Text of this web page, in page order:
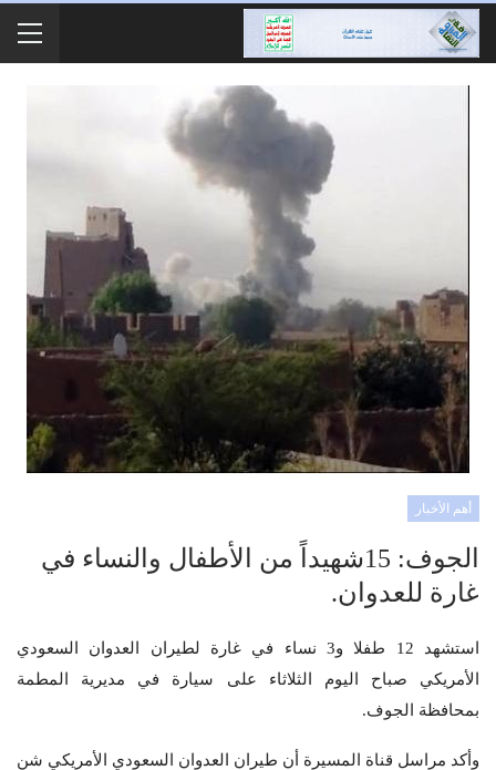
أهم الأخبار
الجوف: 15شهيداً من الأطفال والنساء في
غارة للعدوان.
استشهد 12 طفلا و3 نساء في غارة لطيران العدوان السعودي
الأمريكي صباح اليوم الثلاثاء على سيارة في مديرية المطمة
بمحافظة الجوف.
وأكد مراسل قناة المسيرة أن طيران العدوان السعودي الأمريكي شن